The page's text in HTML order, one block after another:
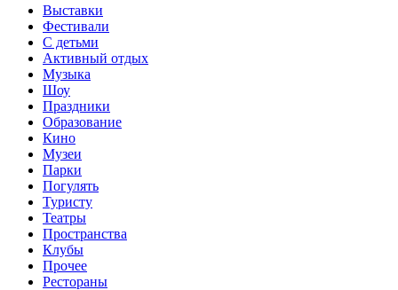
Выставки
Фестивали
С детьми
Активный отдых
Музыка
Шоу
Праздники
Образование
Кино
Музеи
Парки
Погулять
Туристу
Театры
Пространства
Клубы
Прочее
Рестораны